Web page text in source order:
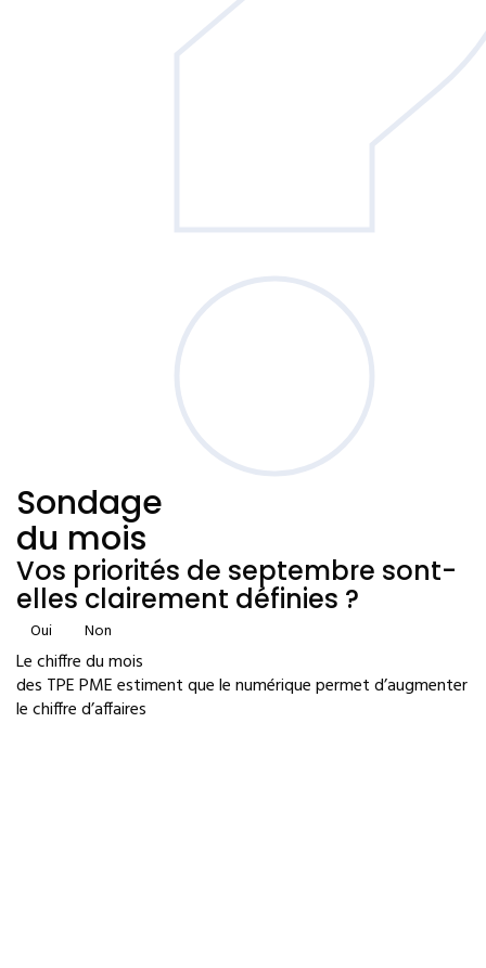
Sondage
du mois
Vos priorités de septembre sont-
elles clairement définies ?
Oui Non
Le chiffre du mois
des TPE PME estiment que le numérique permet d’augmenter
le chiffre d’affaires